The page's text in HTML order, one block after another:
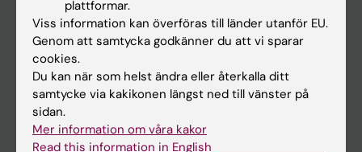
Schema
Studentmejlen
Kurs- och programwebbar
Student på KI
plattformar.
Viss information kan överföras till länder utanför EU.
Genom att samtycka godkänner du att vi sparar
cookies.
Du kan när som helst ändra eller återkalla ditt
samtycke via kakikonen längst ned till vänster på
sidan.
Mer information om våra kakor
Read this information in English